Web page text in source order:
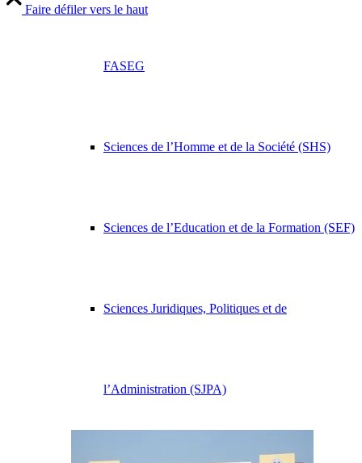
FASEG
Sciences de l’Homme et de la Société (SHS)
Sciences de l’Education et de la Formation (SEF)
Sciences Juridiques, Politiques et de
l’Administration (SJPA)
Faire défiler vers le haut